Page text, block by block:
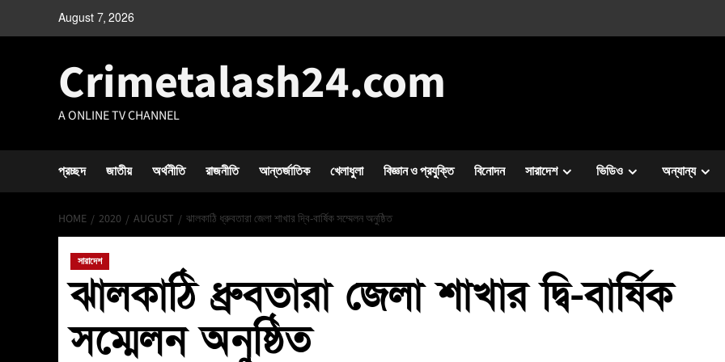
August 7, 2026
Crimetalash24.com
A ONLINE TV CHANNEL
প্রচ্ছদ জাতীয় অর্থনীতি রাজনীতি আন্তর্জাতিক খেলাধুলা বিজ্ঞান ও প্রযুক্তি বিনোদন সারাদেশ ভিডিও অন্যান্য
HOME 2020 AUGUST ঝালকাঠি ধ্রুবতারা জেলা শাখার দ্বি-বার্ষিক সম্মেলন অনুষ্ঠিত
সারাদেশ
ঝালকাঠি ধ্রুবতারা জেলা শাখার দ্বি-বার্ষিক
সম্মেলন অনুষ্ঠিত